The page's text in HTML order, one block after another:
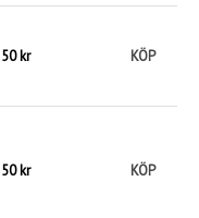
50 kr KÖP
50 kr KÖP